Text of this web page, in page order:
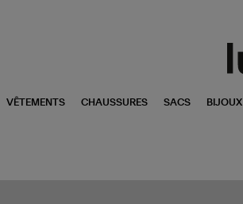
VÊTEMENTS CHAUSSURES SACS BIJOUX